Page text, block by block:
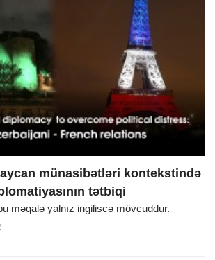
münasibətləri kontekstində
tətbiqi
məqalə yalnız ingiliscə mövcuddur.